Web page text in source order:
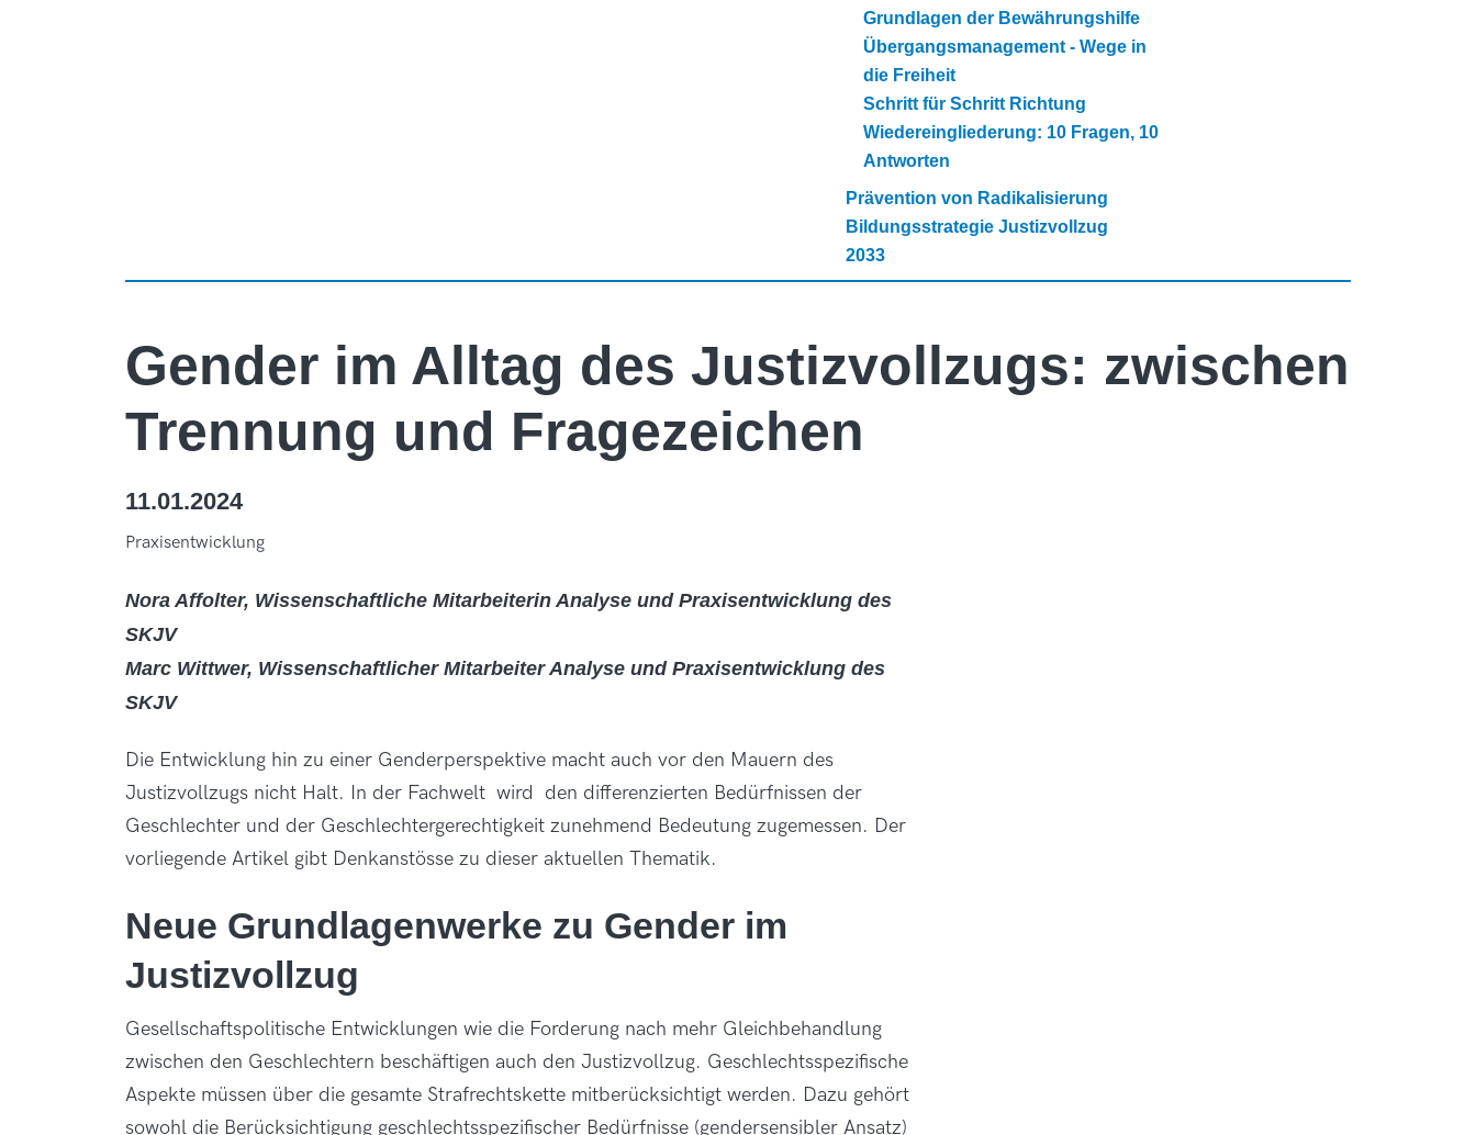
Grundlagen der Bewährungshilfe
Übergangsmanagement - Wege in
die Freiheit
Schritt für Schritt Richtung
Wiedereingliederung: 10 Fragen, 10
Antworten
Prävention von Radikalisierung
Bildungsstrategie Justizvollzug
2033
Gender im Alltag des Justizvollzugs: zwischen
Trennung und Fragezeichen
11.01.2024
Praxisentwicklung
Nora Affolter, Wissenschaftliche Mitarbeiterin Analyse und Praxisentwicklung des
SKJV
Marc Wittwer, Wissenschaftlicher Mitarbeiter Analyse und Praxisentwicklung des
SKJV
Die Entwicklung hin zu einer Genderperspektive macht auch vor den Mauern des
Justizvollzugs nicht Halt. In der Fachwelt wird den differenzierten Bedürfnissen der
Geschlechter und der Geschlechtergerechtigkeit zunehmend Bedeutung zugemessen. Der
vorliegende Artikel gibt Denkanstösse zu dieser aktuellen Thematik.
Neue Grundlagenwerke zu Gender im
Justizvollzug
Gesellschaftspolitische Entwicklungen wie die Forderung nach mehr Gleichbehandlung
zwischen den Geschlechtern beschäftigen auch den Justizvollzug. Geschlechtsspezifische
Aspekte müssen über die gesamte Strafrechtskette mitberücksichtigt werden. Dazu gehört
sowohl die Berücksichtigung geschlechtsspezifischer Bedürfnisse (gendersensibler Ansatz)